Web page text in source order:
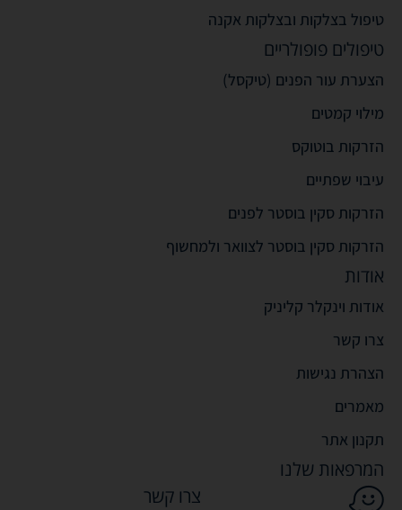
טיפול בצלקות ובצלקות אקנה
טיפולים פופולריים
הצערת עור הפנים (טיקסל)
מילוי קמטים
הזרקות בוטוקס
עיבוי שפתיים
הזרקות סקין בוסטר לפנים
הזרקות סקין בוסטר לצוואר ולמחשוף
אודות
אודות וינקלר קליניק
צרו קשר
הצהרת נגישות
מאמרים
תקנון אתר
המרפאות שלנו
צרו קשר